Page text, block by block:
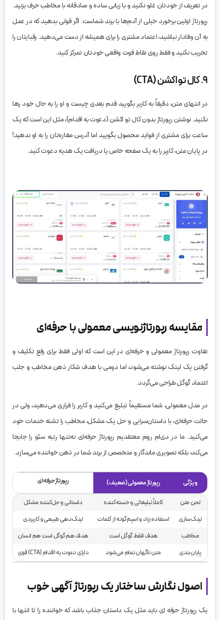
در تعریف از خودتان غلو نکنید و با زبانی ساده و صادقانه با مخاطب حرف بزنید.
رپورتاژ اولین برخورد خیلی از آدم‌ها با برند شماست. اگر قولی بدهید که در عمل
به آن وفادار نباشید، اعتماد مشتری را برای همیشه از دست می‌دهید. رقبایتان را
تخریب نکنید و فقط روی نقاط قوت واقعی خودتان تمرکز کنید.
۹. کال تو اکشن (CTA)
در انتهای متن، دقیقاً به کاربر بگویید قدم بعدی چیست و او را به حال خود رها
نکنید. نوشتن رپورتاژ بدون کال تو اکشن (دعوت به اقدام)، مثل این است که یک
ساعت برای مشتری از فواید محصول بگویید اما آدرس مغازه‌تان را به او ندهید!
در پایان متن، کاربر را به یک صفحه خاص یا دریافت یک هدیه دعوت کنید.
مقایسه رپورتاژنویسی معمولی با حرفه‌ای
تفاوت رپورتاژ معمولی و حرفه‌ای در این است که اولی فقط برای رفع تکلیف و
گرفتن یک لینک نوشته می‌شود، اما دومی با هدف شکار ذهن مخاطب و جلب
اعتماد گوگل طراحی می‌گردد.
در مدل معمولی، شما مستقیماً تبلیغ می‌کنید و کاربر را فراری می‌دهید، ولی در
حالت حرفه‌ای، با داستان‌سرایی و حل یک مشکل، مخاطب را تشنه خدمات خود
می‌کنید. ما در دی‌ام روم معتقدیم رپورتاژ حرفه‌ای نه‌تنها رتبه سئو را جابجا
می‌کند، بلکه تصویری ماندگار و متخصص از برند شما در ذهن خواننده می‌سازد.
ویژگی رپورتاژ معمولی (ضعیف)
رپورتاژ حرفه‌ای
رپورتاژ معمولی (ضعیف) رپورتاژ حرفه‌ای لحن متن کاملاً تبلیغاتی و خسته‌کننده
داستانی و حل‌کننده مشکل
لینک‌سازی
استفاده زیاد و اسپم‌گونه از کلمات
لینک‌دهی طبیعی و کاربردی
مخاطب
هدف فقط گوگل است
هدف هم گوگل است هم انسان
پایان‌بندی
متن ناگهان تمام می‌شود دارای دعوت به اقدام (CTA) قوی
اصول نگارش ساختار یک رپورتاژ آگهی خوب
یک رپورتاژ حرفه ای باید مثل یک داستان جذاب باشد که خواننده را تا انتها با